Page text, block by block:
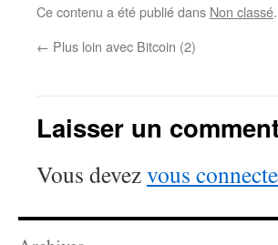
Ce contenu a été publié dans Non classé
← Plus loin avec Bitcoin (2)
Laisser un
Vous devezvous